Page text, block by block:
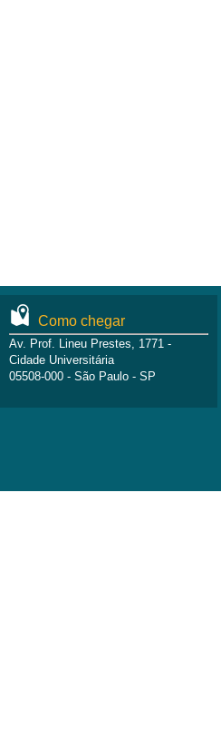
Como chegar
Av. Prof. Lineu Prestes, 1771 -
Cidade Universitária
05508-000 - São Paulo - SP